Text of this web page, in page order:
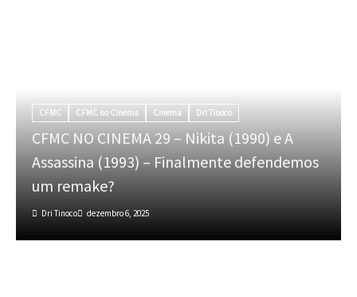
CFMC CFMC no Cinema Cinema Dri Tinoco
CFMC NO CINEMA 29 – Nikita (1990) e A
Assassina (1993) – Finalmente defendemos
um remake?
Dri Tinoco dezembro 6, 2025